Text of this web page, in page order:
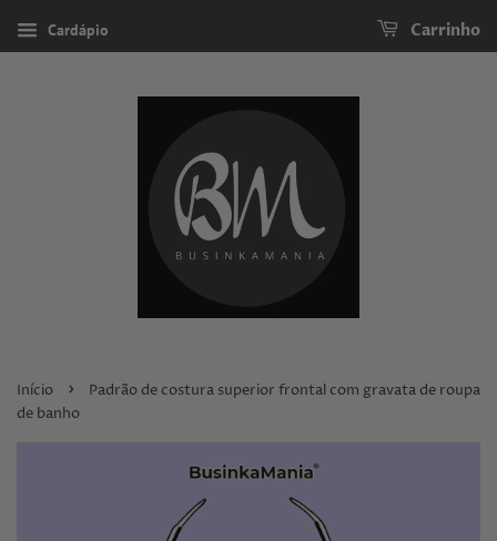
Cardápio Carrinho
Início ›
Padrão de costura superior frontal com gravata de roupa
de banho